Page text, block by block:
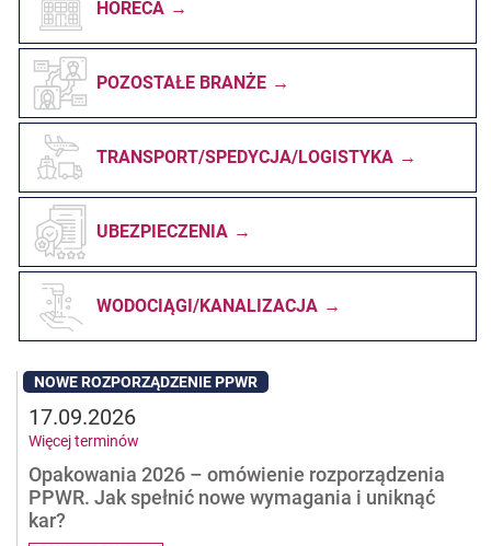
HORECA
POZOSTAŁE BRANŻE
TRANSPORT/SPEDYCJA/LOGISTYKA
UBEZPIECZENIA
WODOCIĄGI/KANALIZACJA
NOWE ROZPORZĄDZENIE PPWR
Opakowania 2026 – omówienie rozporządzenia
PPWR. Jak spełnić nowe wymagania i uniknąć
kar?
17.09.2026
Więcej terminów